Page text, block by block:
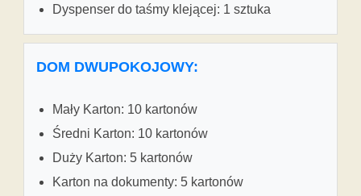
Dyspenser do taśmy klejącej: 1 sztuka
DOM DWUPOKOJOWY:
Mały Karton: 10 kartonów
Średni Karton: 10 kartonów
Duży Karton: 5 kartonów
Karton na dokumenty: 5 kartonów